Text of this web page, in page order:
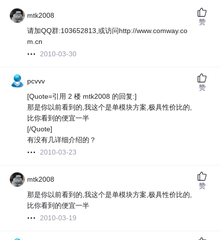
mtk2008
请加QQ群:103652813,或访问http://www.comway.co
m.cn
2010-03-30
赞
pcvvv
[Quote=引用 2 楼 mtk2008 的回复:]
那是你以前看到的,我这个是单模块方案,极具性价比的,
比你看到的便宜一半
[/Quote]
有没有几详细介绍的？
2010-03-23
赞
mtk2008
那是你以前看到的,我这个是单模块方案,极具性价比的,
比你看到的便宜一半
2010-03-19
赞